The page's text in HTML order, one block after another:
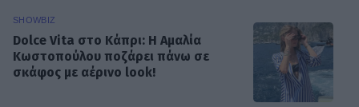
SHOWBIZ
Dolce Vita στο Κάπρι: Η Αμαλία
Κωστοπούλου ποζάρει πάνω σε
σκάφος με αέρινο look!